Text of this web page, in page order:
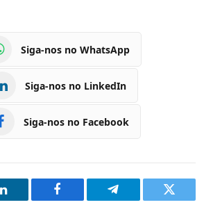
Siga-nos no WhatsApp
Siga-nos no LinkedIn
Siga-nos no Facebook
LinkedIn Facebook Telegram Twitter